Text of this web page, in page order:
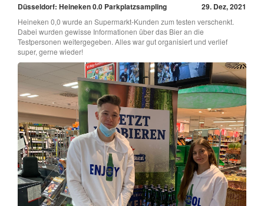
Düsseldorf: Heineken 0.0 Parkplatzsampling 29. Dez, 2021
Heineken 0,0 wurde an Supermarkt-Kunden zum testen verschenkt.
Dabei wurden gewisse Informationen über das Bier an die
Testpersonen weitergegeben. Alles war gut organisiert und verlief
super, gerne wieder!